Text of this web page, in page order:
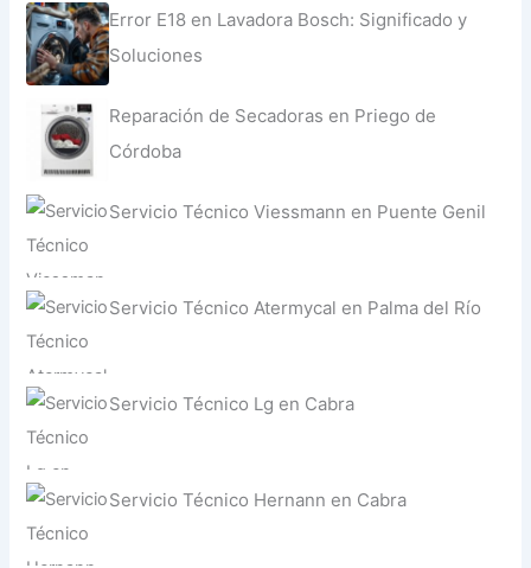
Error E18 en Lavadora Bosch: Significado y
Soluciones
Reparación de Secadoras en Priego de
Córdoba
Servicio Técnico Viessmann en Puente Genil
Servicio Técnico Atermycal en Palma del Río
Servicio Técnico Lg en Cabra
Servicio Técnico Hernann en Cabra